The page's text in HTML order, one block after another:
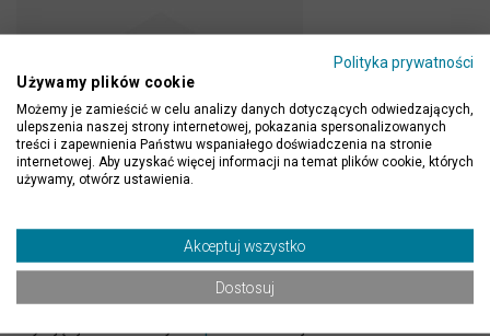
W przypadku gresu warto dokładniej zaznajomić się z tematem,
Polityka prywatności
Używamy plików cookie
Możemy je zamieścić w celu analizy danych dotyczących odwiedzających,
ulepszenia naszej strony internetowej, pokazania spersonalizowanych
treści i zapewnienia Państwu wspaniałego doświadczenia na stronie
internetowej. Aby uzyskać więcej informacji na temat plików cookie, których
używamy, otwórz ustawienia.
Akceptuj wszystko
Dostosuj